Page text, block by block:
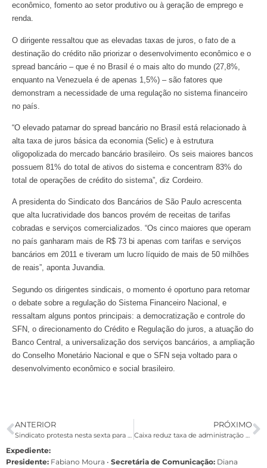
econômico, fomento ao setor produtivo ou à geração de emprego e
renda.
O dirigente ressaltou que as elevadas taxas de juros, o fato de a
destinação do crédito não priorizar o desenvolvimento econômico e o
spread bancário – que é no Brasil é o mais alto do mundo (27,8%,
enquanto na Venezuela é de apenas 1,5%) – são fatores que
demonstram a necessidade de uma regulação no sistema financeiro
no país.
“O elevado patamar do spread bancário no Brasil está relacionado à
alta taxa de juros básica da economia (Selic) e à estrutura
oligopolizada do mercado bancário brasileiro. Os seis maiores bancos
possuem 81% do total de ativos do sistema e concentram 83% do
total de operações de crédito do sistema”, diz Cordeiro.
A presidenta do Sindicato dos Bancários de São Paulo acrescenta
que alta lucratividade dos bancos provém de receitas de tarifas
cobradas e serviços comercializados. “Os cinco maiores que operam
no país ganharam mais de R$ 73 bi apenas com tarifas e serviços
bancários em 2011 e tiveram um lucro líquido de mais de 50 milhões
de reais”, aponta Juvandia.
Segundo os dirigentes sindicais, o momento é oportuno para retomar
o debate sobre a regulação do Sistema Financeiro Nacional, e
ressaltam alguns pontos principais: a democratização e controle do
SFN, o direcionamento do Crédito e Regulação do juros, a atuação do
Banco Central, a universalização dos serviços bancários, a ampliação
do Conselho Monetário Nacional e que o SFN seja voltado para o
desenvolvimento econômico e social brasileiro.
ANTERIOR
Sindicato protesta nesta sexta para exigir PLR adicional no BNB
PRÓXIMO
Caixa reduz taxa de administração de mais dois fundos
Expediente:
Presidente: Fabiano Moura • Secretária de Comunicação: Diana